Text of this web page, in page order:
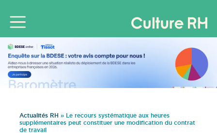
Actualités RH » Le recours systématique aux heures
supplémentaires peut constituer une modification du contrat
de travail